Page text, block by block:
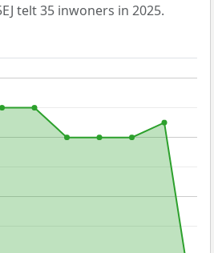
telt 35 inwoners in 2025.